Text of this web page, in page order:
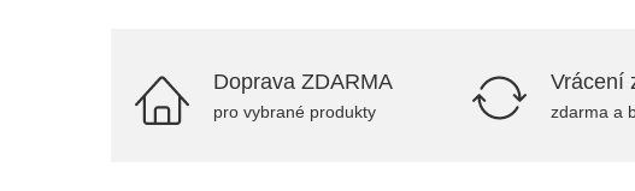
Doprava ZDARMA
pro vybrané produkty
Vrácení
zdarma a